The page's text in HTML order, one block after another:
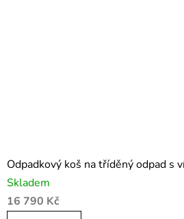
Odpadkový koš na tříděný odpad s
Skladem
16 790 Kč